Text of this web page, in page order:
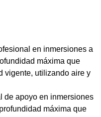
en inmersiones a
máxima que
vigente, utilizando aire y
de apoyo en inmersiones
máxima que